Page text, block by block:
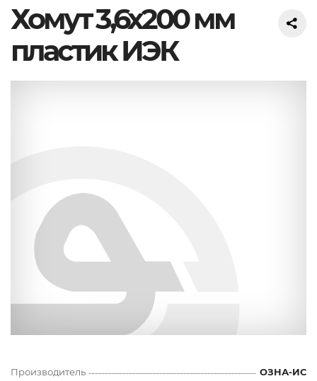
Хомут 3,6х200 мм
пластик ИЭК
Производитель
ОЗНА-ИС